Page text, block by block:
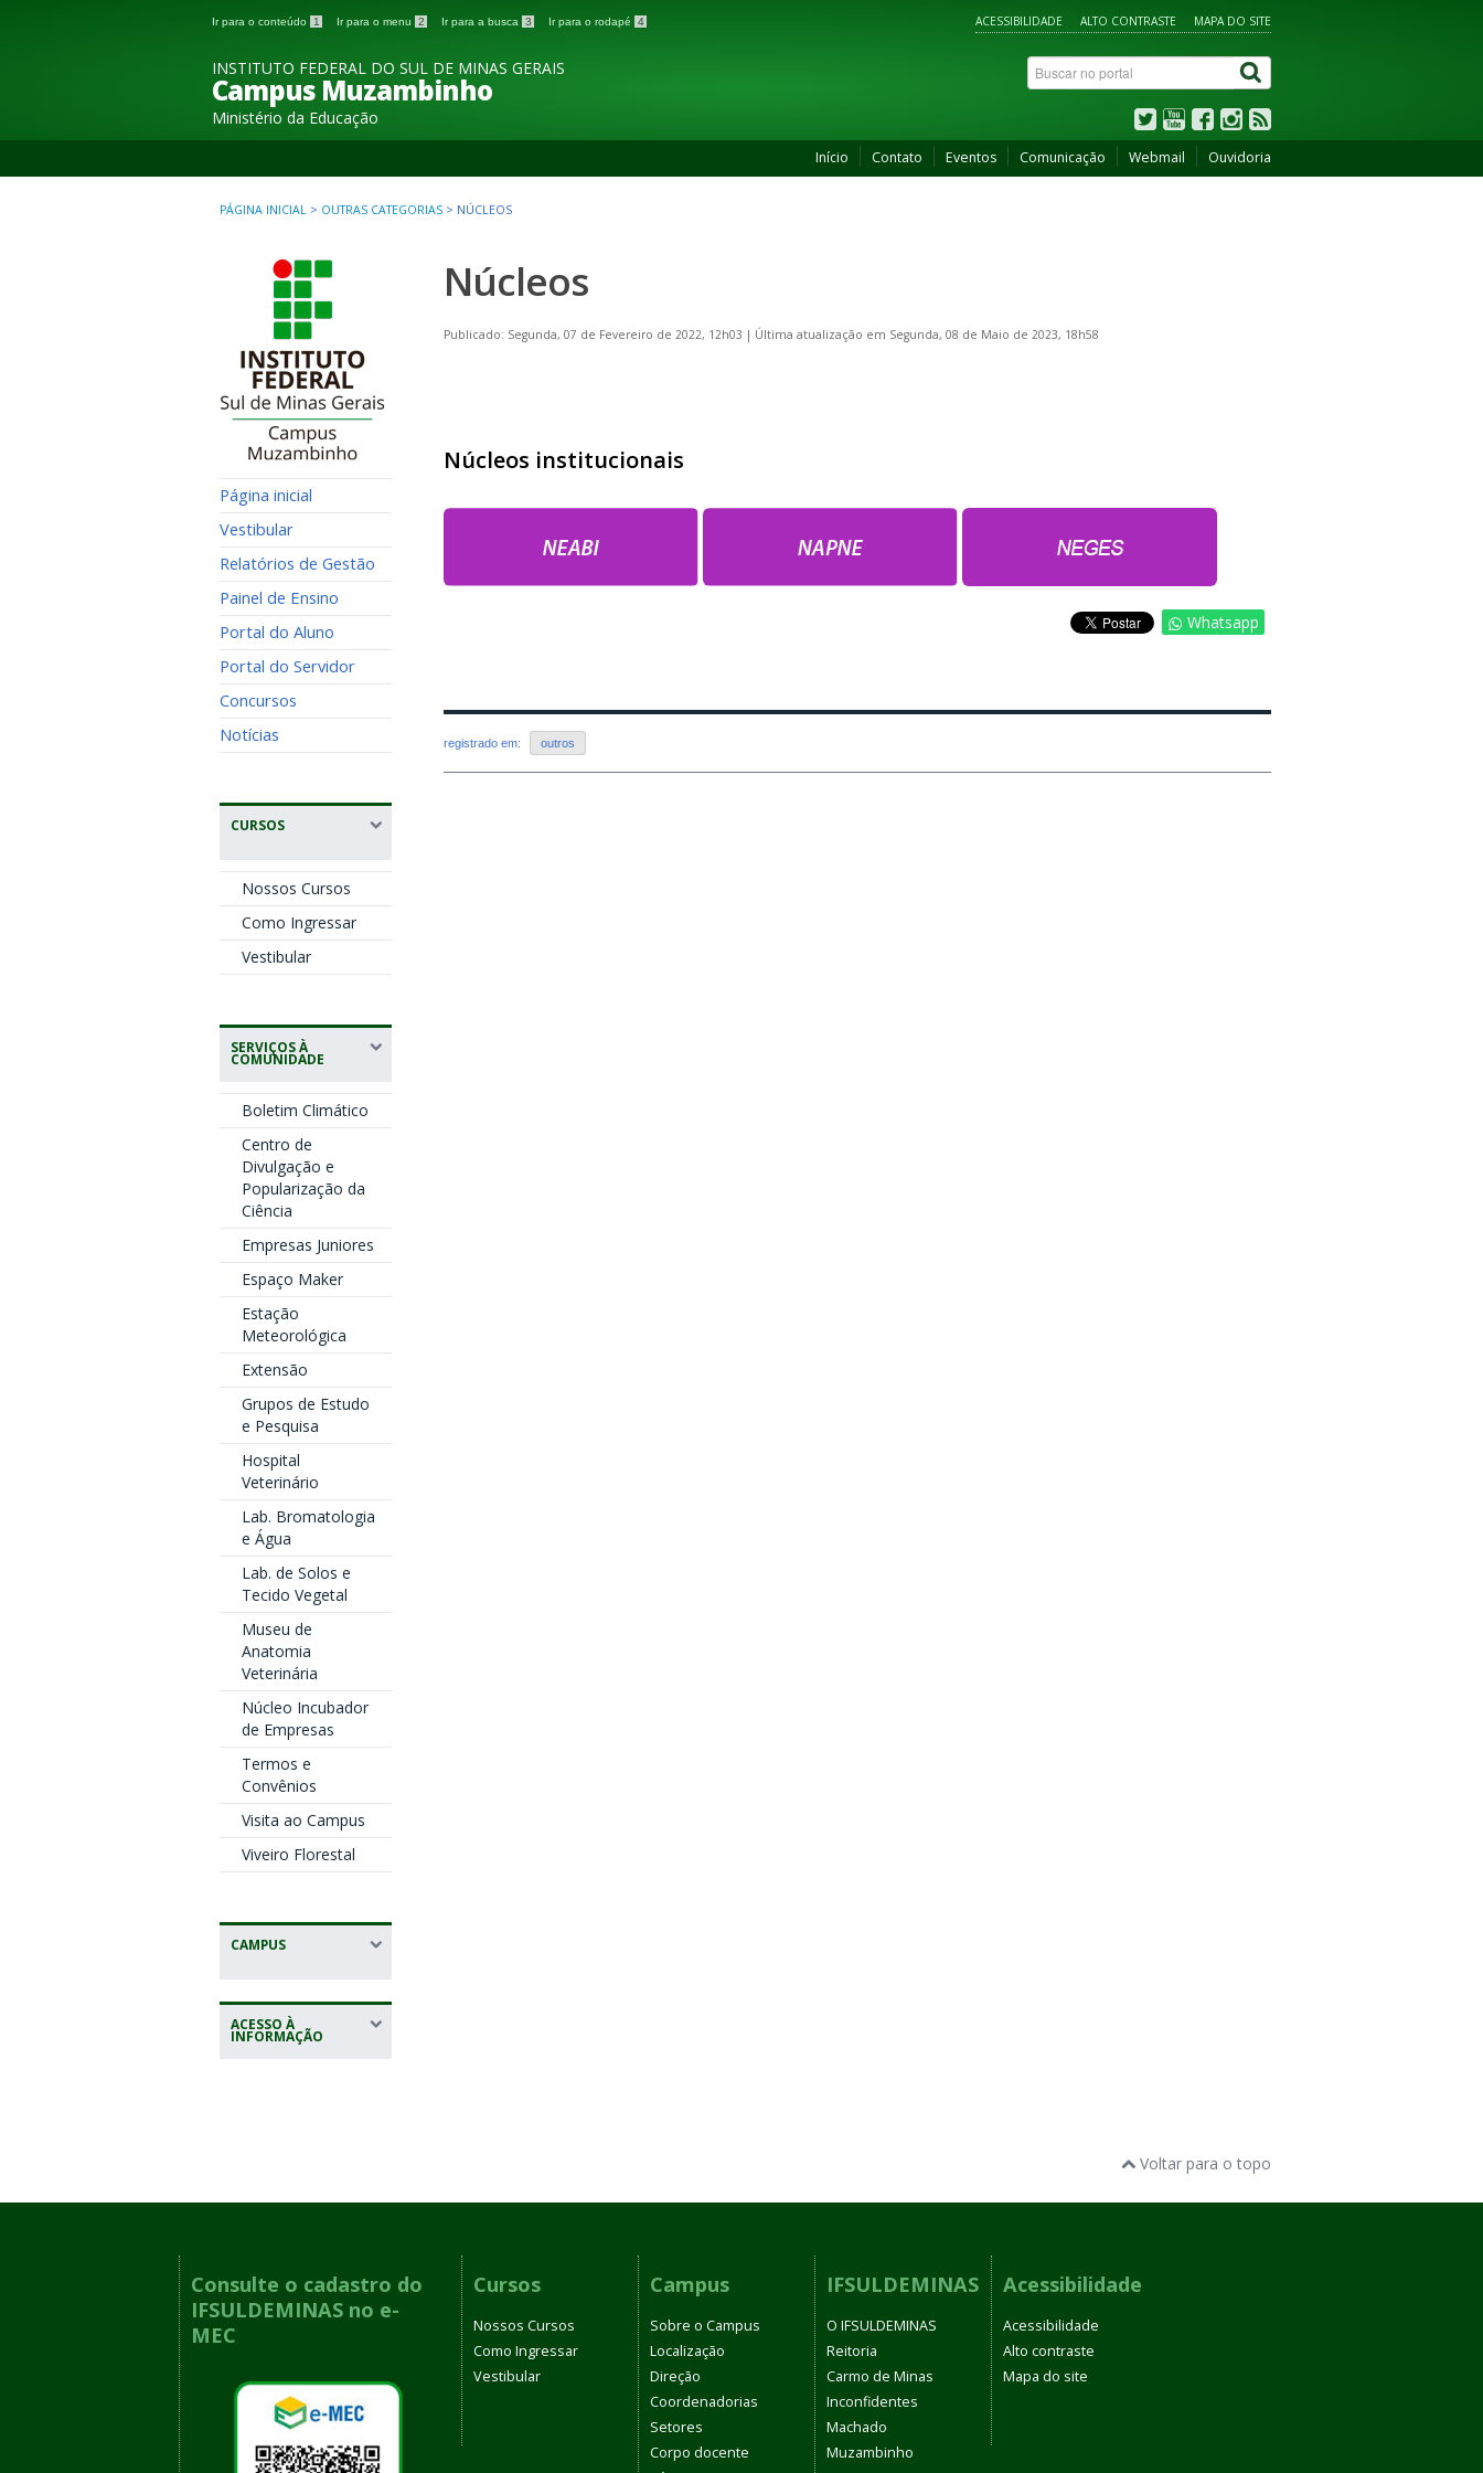
Ir para o conteúdo 1 Ir para o menu 2 Ir para a busca 3 Ir para o rodapé 4 ACESSIBILIDADE ALTO CONTRASTE MAPA DO SITE
INSTITUTO FEDERAL DO SUL DE MINAS GERAIS
Campus Muzambinho
Ministério da Educação
Início Contato Eventos Comunicação Webmail Ouvidoria
PÁGINA INICIAL > OUTRAS CATEGORIAS > NÚCLEOS
Página inicial
Vestibular
Relatórios de Gestão
Painel de Ensino
Portal do Aluno
Portal do Servidor
Concursos
Notícias
CURSOS
Nossos Cursos
Como Ingressar
Vestibular
SERVIÇOS À
COMUNIDADE
Boletim Climático
Centro de
Divulgação e
Popularização da
Ciência
Empresas Juniores
Espaço Maker
Estação
Meteorológica
Extensão
Grupos de Estudo
e Pesquisa
Hospital
Veterinário
Lab. Bromatologia
e Água
Lab. de Solos e
Tecido Vegetal
Museu de
Anatomia
Veterinária
Núcleo Incubador
de Empresas
Termos e
Convênios
Visita ao Campus
Viveiro Florestal
CAMPUS
ACESSO À
INFORMAÇÃO
Núcleos
Publicado: Segunda, 07 de Fevereiro de 2022, 12h03 | Última atualização em Segunda, 08 de Maio de 2023, 18h58
Núcleos institucionais
Whatsapp
registrado em: outros
Voltar para o topo
Consulte o cadastro do
IFSULDEMINAS no e-
MEC
Cursos
Nossos Cursos
Como Ingressar
Vestibular
Campus
Sobre o Campus
Localização
Direção
Coordenadorias
Setores
Corpo docente
IFSULDEMINAS
O IFSULDEMINAS
Reitoria
Carmo de Minas
Inconfidentes
Machado
Muzambinho
Acessibilidade
Acessibilidade
Alto contraste
Mapa do site